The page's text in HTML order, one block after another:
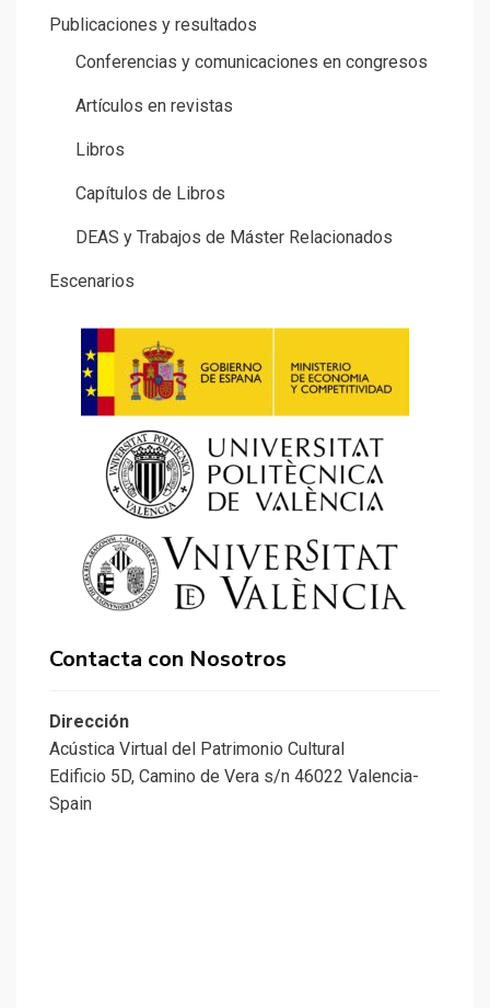
Publicaciones y resultados
Conferencias y comunicaciones en congresos
Artículos en revistas
Libros
Capítulos de Libros
DEAS y Trabajos de Máster Relacionados
Escenarios
Contacta con Nosotros
Dirección
Acústica Virtual del Patrimonio Cultural
Edificio 5D, Camino de Vera s/n 46022 Valencia-
Spain